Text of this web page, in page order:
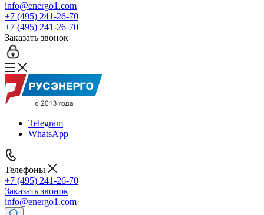
info@energo1.com
+7 (495) 241-26-70
+7 (495) 241-26-70
Заказать звонок
Telegram
WhatsApp
Телефоны
+7 (495) 241-26-70
Заказать звонок
info@energo1.com